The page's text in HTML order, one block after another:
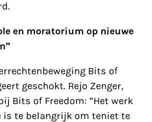
en moratorium op nieuwe
Bits of
geschokt. Rejo Zenger,
Bits of Freedom: “Het werk
is te belangrijk om teniet te